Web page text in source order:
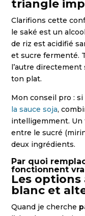
triangle
Clarifions cette
le saké est un
de riz est acidifié
et sucre fermenté.
l’autre
ton plat.
Mon conseil pro :
la sauce soja,
intelligemment. Un
entre le sucré
deux ingrédients.
Par quoi
fonctionnent
Les options
blanc et
Quand je cherche